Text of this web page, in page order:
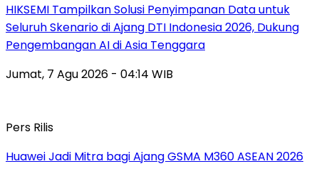
HIKSEMI Tampilkan Solusi Penyimpanan Data untuk
Seluruh Skenario di Ajang DTI Indonesia 2026, Dukung
Pengembangan AI di Asia Tenggara
Jumat, 7 Agu 2026 - 04:14 WIB
Pers Rilis
Huawei Jadi Mitra bagi Ajang GSMA M360 ASEAN 2026